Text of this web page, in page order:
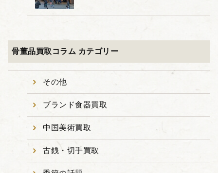
骨董品買取コラム カテゴリー
その他
ブランド食器買取
中国美術買取
古銭・切手買取